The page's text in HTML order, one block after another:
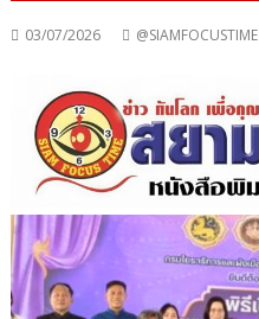
03/07/2026 @SIAMFOCUSTIME